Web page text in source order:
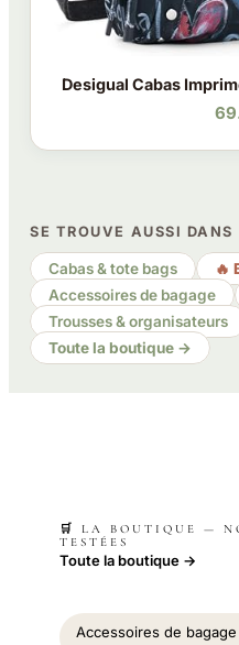
Desigual Cabas
SE TROUVE AUSSI DANS
Cabas & tote bags
🔥
Accessoires de bagage
Trousses & organisateurs
Toute la boutique →
🛒 LA BOUTIQUE —
TESTÉES
Toute la boutique →
Accessoires de bagage